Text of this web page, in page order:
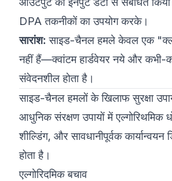
DPA तकनीकों का उपयोग करके।
सारांश: साइड-चैनल हमले केवल एक
नहीं हैं—क्वांटम हार्डवेयर नये और कभी-
संवेदनशील होता है।
साइड-चैनल हमलों के खिलाफ सुरक्षा
आधुनिक संरक्षण उपायों में एल्गोरिथमिक
शील्डिंग, और सावधानीपूर्वक कार्यान्वयन
होता है।
एल्गोरिदमिक बचाव